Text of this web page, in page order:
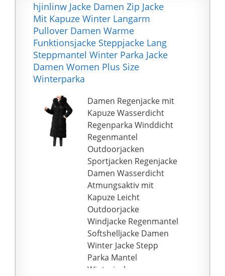
hjinlinw Jacke Damen Zip Jacke
Mit Kapuze Winter Langarm
Pullover Damen Warme
Funktionsjacke Steppjacke Lang
Steppmantel Winter Parka Jacke
Damen Women Plus Size
Winterparka
Damen Regenjacke mit
Kapuze Wasserdicht
Regenparka Winddicht
Regenmantel
Outdoorjacken
Sportjacken Regenjacke
Damen Wasserdicht
Atmungsaktiv mit
Kapuze Leicht
Outdoorjacke
Windjacke Regenmantel
Softshelljacke Damen
Winter Jacke Stepp
Parka Mantel
Winterjacke warm